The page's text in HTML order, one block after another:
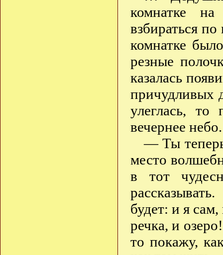
комнатке
взбираться
комнатке
резные
казалась
причудливых
улеглась,
вечернее небо.
— Ты
место
в тот
будет: и я
речка, и
то покажу,